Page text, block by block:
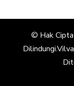
© Hak
Dilindungi.